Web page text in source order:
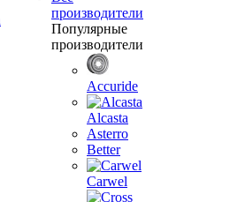
производители
Популярные
производители
Accuride
Alcasta
Asterro
Better
Carwel